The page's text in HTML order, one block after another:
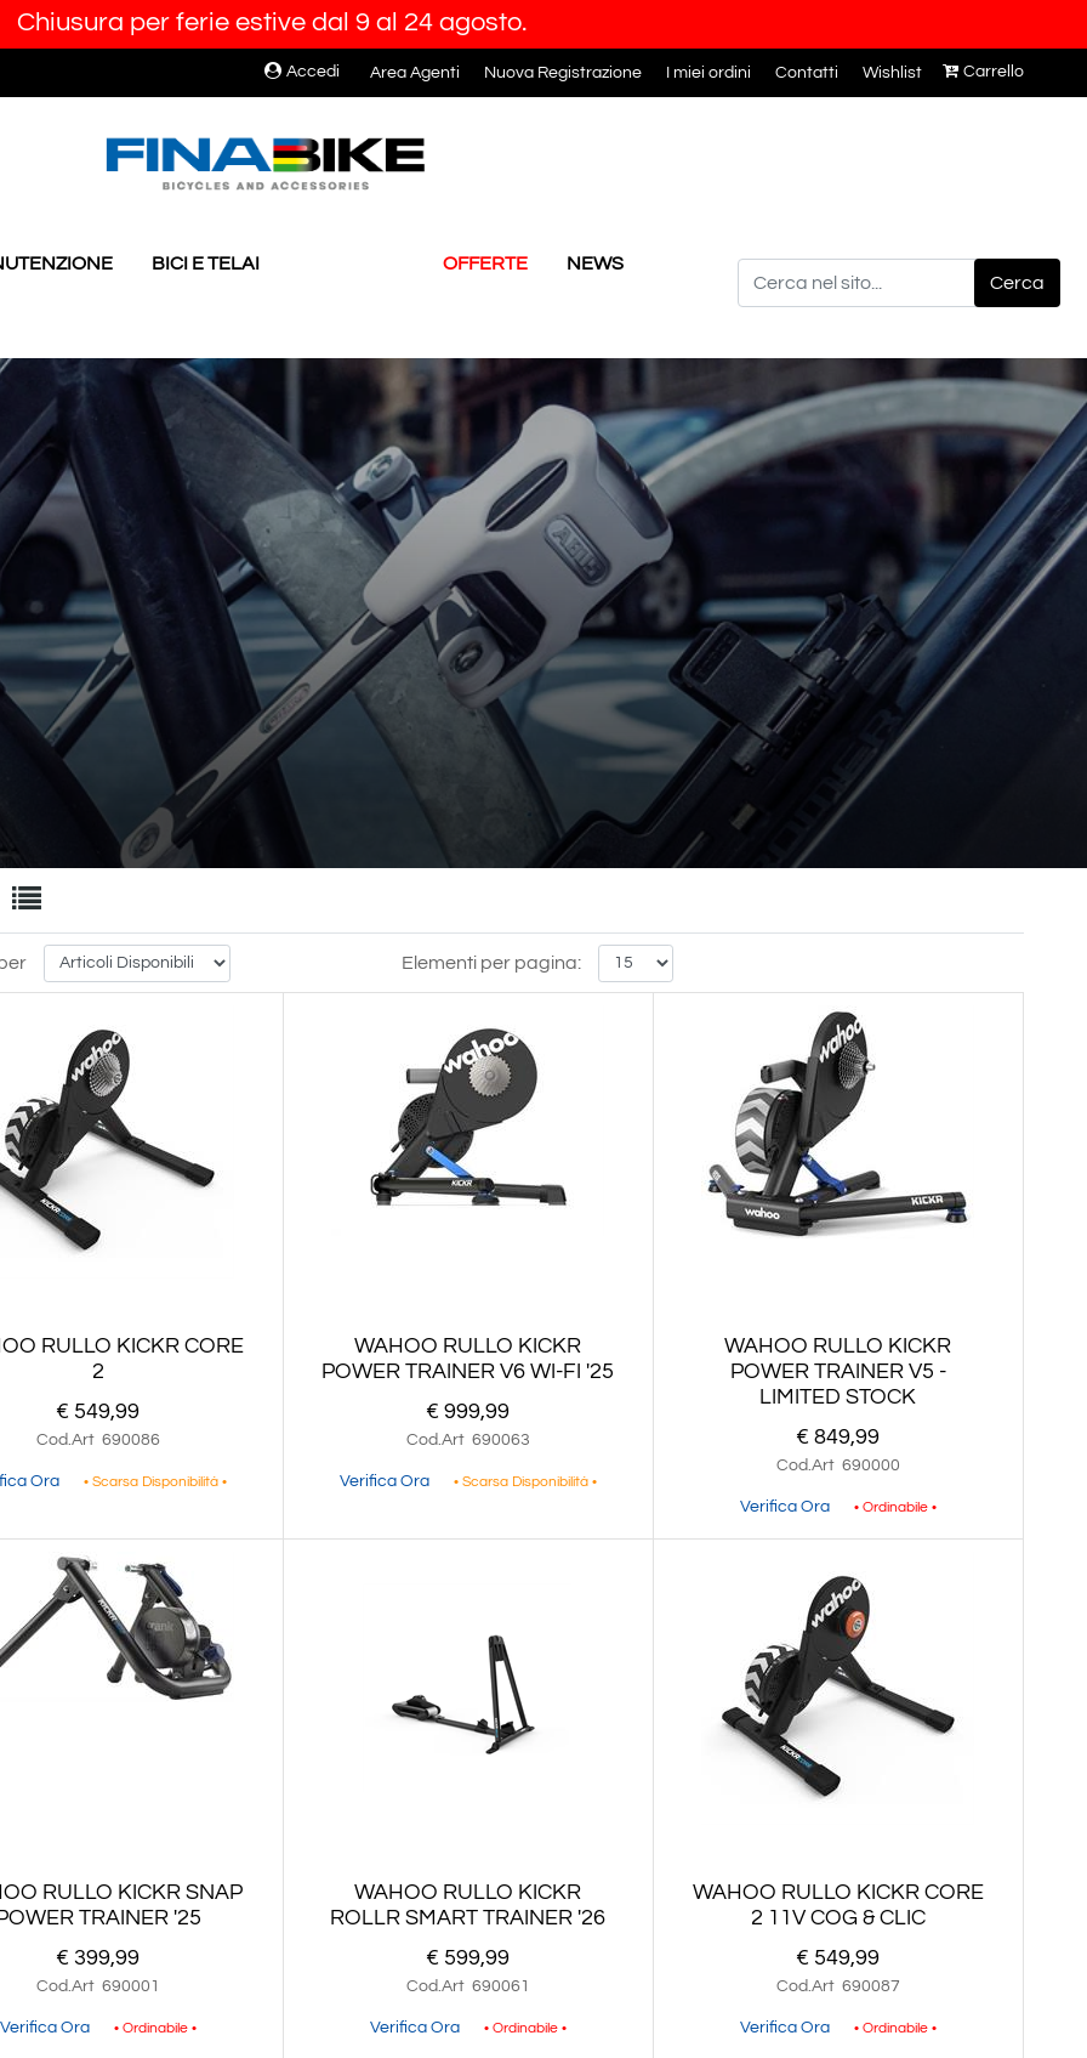
Chiusura per ferie estive dal 9 al 24 agosto.
Accedi Area Agenti Nuova Registrazione I miei ordini Contatti Wishlist Carrello
BICI E TELAI OFFERTE NEWS
filtri disponibili.
Elementi per pagina:
RULLO KICKR CORE
2
€ 549,99
Cod.Art 690086
Ora • Scarsa Disponibilità •
WAHOO RULLO KICKR
POWER TRAINER V6 WI-FI '25
€ 999,99
Cod.Art 690063
Verifica Ora • Scarsa Disponibilità •
WAHOO RULLO KICKR
POWER TRAINER V5 -
LIMITED STOCK
€ 849,99
Cod.Art 690000
Verifica Ora • Ordinabile •
RULLO KICKR SNAP
TRAINER '25
€ 399,99
Cod.Art 690001
Verifica Ora • Ordinabile •
WAHOO RULLO KICKR
ROLLR SMART TRAINER '26
€ 599,99
Cod.Art 690061
Verifica Ora • Ordinabile •
WAHOO RULLO KICKR CORE
2 11V COG & CLIC
€ 549,99
Cod.Art 690087
Verifica Ora • Ordinabile •